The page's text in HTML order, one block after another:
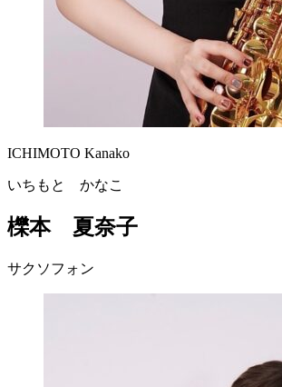
ICHIMOTO Kanako
いちもと かなこ
櫟本 夏奈子
サクソフォン